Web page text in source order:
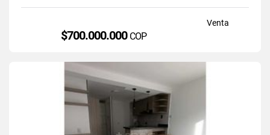
Venta
$700.000.000 COP